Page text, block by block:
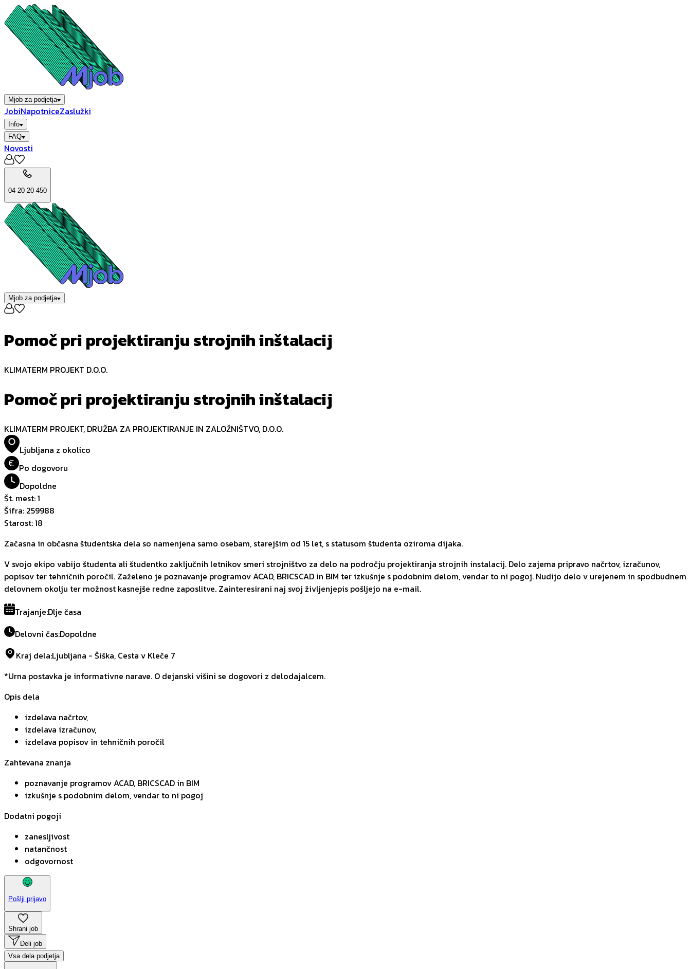
Mjob za podjetja
JobiNapotniceZaslužki
Info
FAQ
Novosti
04 20 20 450
Mjob za podjetja
Pomoč pri projektiranju strojnih inštalacij
KLIMATERM PROJEKT D.O.O.
Pomoč pri projektiranju strojnih inštalacij
KLIMATERM PROJEKT, DRUŽBA ZA PROJEKTIRANJE IN ZALOŽNIŠTVO, D.O.O.
Ljubljana z okolico
€ Po dogovoru
Dopoldne
Št. mest:1
Šifra: 259988
Starost:18
Začasna in občasna študentska dela so namenjena samo osebam, starejšim od 15 let, s statusom študenta oziroma dijaka.
V svojo ekipo vabijo študenta ali študentko zaključnih letnikov smeri strojništvo za delo na področju projektiranja strojnih instalacij. Delo zajema pripravo načrtov, izračunov,
popisov ter tehničnih poročil. Zaželeno je poznavanje programov ACAD, BRICSCAD in BIM ter izkušnje s podobnim delom, vendar to ni pogoj. Nudijo delo v urejenem in spodbudnem
delovnem okolju ter možnost kasnejše redne zaposlitve. Zainteresirani naj svoj življenjepis pošljejo na e-mail.
Trajanje:Dlje časa
Delovni čas:Dopoldne
Kraj dela:Ljubljana - Šiška, Cesta v Kleče 7
*Urna postavka je informativne narave. O dejanski višini se dogovori z delodajalcem.
Opis dela
izdelava načrtov,
izdelava izračunov,
izdelava popisov in tehničnih poročil
Zahtevana znanja
poznavanje programov ACAD, BRICSCAD in BIM
izkušnje s podobnim delom, vendar to ni pogoj
Dodatni pogoji
zanesljivost
natančnost
odgovornost
Pošlji prijavo
Shrani job
Deli job
Vsa dela podjetja